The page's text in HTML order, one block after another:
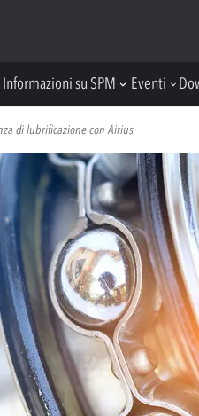
Informazioni su SPM Eventi
di lubrificazione con Airius